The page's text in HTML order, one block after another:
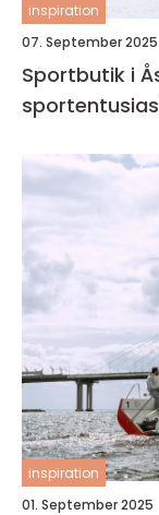
inspiration
07. September 2025
Sportbutik i
inspiration
01. September 2025